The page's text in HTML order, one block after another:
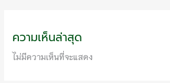
ความเห็นล่าสุด
ไม่มีความเห็นที่จะแสดง